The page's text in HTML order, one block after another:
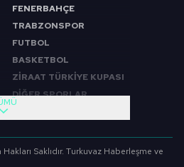
FENERBAHÇE
TRABZONSPOR
FUTBOL
BASKETBOL
ZİRAAT TÜRKİYE KUPASI
DİĞER SPORLAR
FUTBOL
Saklıdır. Turkuvaz Haberleşme ve